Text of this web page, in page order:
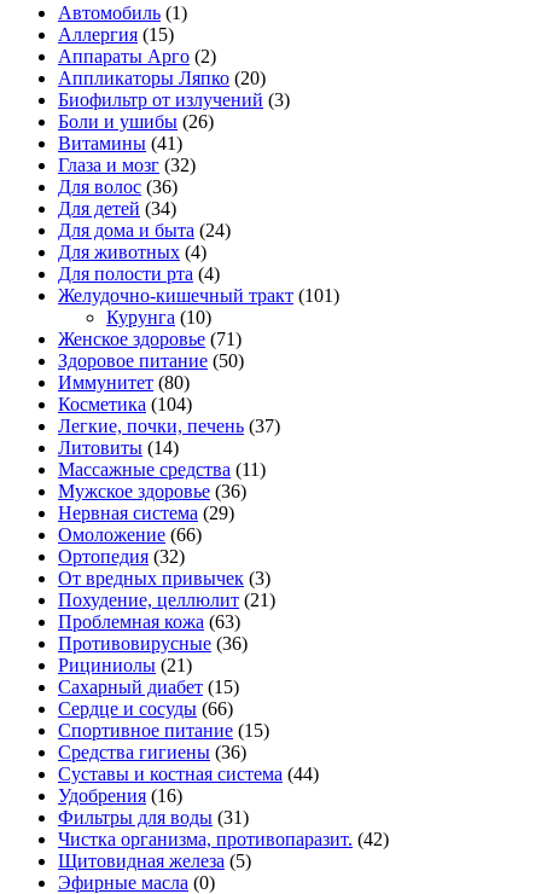
Автомобиль (1)
Аллергия (15)
Аппараты Арго (2)
Аппликаторы Ляпко (20)
Биофильтр от излучений (3)
Боли и ушибы (26)
Витамины (41)
Глаза и мозг (32)
Для волос (36)
Для детей (34)
Для дома и быта (24)
Для животных (4)
Для полости рта (4)
Желудочно-кишечный тракт (101)
Курунга (10)
Женское здоровье (71)
Здоровое питание (50)
Иммунитет (80)
Косметика (104)
Легкие, почки, печень (37)
Литовиты (14)
Массажные средства (11)
Мужское здоровье (36)
Нервная система (29)
Омоложение (66)
Ортопедия (32)
От вредных привычек (3)
Похудение, целлюлит (21)
Проблемная кожа (63)
Противовирусные (36)
Рициниолы (21)
Сахарный диабет (15)
Сердце и сосуды (66)
Спортивное питание (15)
Средства гигиены (36)
Суставы и костная система (44)
Удобрения (16)
Фильтры для воды (31)
Чистка организма, противопаразит. (42)
Щитовидная железа (5)
Эфирные масла (0)